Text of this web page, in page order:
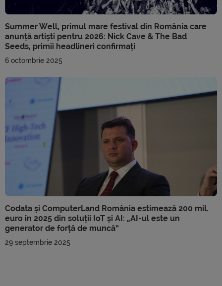
Summer Well, primul mare festival din România care
anunță artiști pentru 2026: Nick Cave & The Bad
Seeds, primii headlineri confirmați
6 octombrie 2025
Codata și ComputerLand România estimează 200 mil.
euro în 2025 din soluții IoT și AI: „AI-ul este un
generator de forță de muncă”
29 septembrie 2025